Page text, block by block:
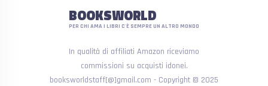
BOOKSWORLD
PER CHI AMA I LIBRI C'È SEMPRE UN ALTRO MONDO
In qualità di affiliati Amazon riceviamo
commissioni su acquisti idonei.
booksworldstaff[@]gmail.com - Copyright © 2025